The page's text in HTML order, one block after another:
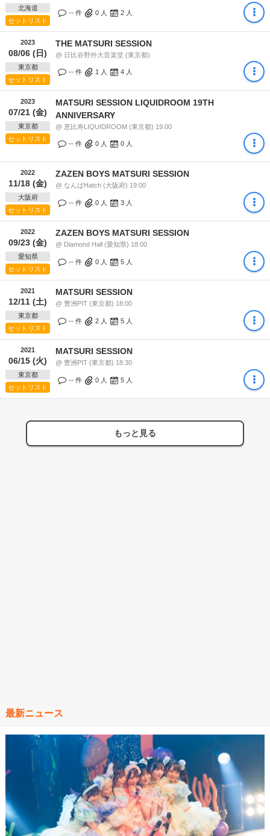
北海道
セットリスト
-- 件 0 人 2 人
2023
08/06 (日)
東京都
セットリスト
THE MATSURI SESSION
@ 日比谷野外大音楽堂 (東京都)
-- 件 1 人 4 人
2023
07/21 (金)
東京都
セットリスト
MATSURI SESSION LIQUIDROOM 19TH
ANNIVERSARY
@ 恵比寿LIQUIDROOM (東京都) 19:00
-- 件 0 人 0 人
2022
11/18 (金)
大阪府
セットリスト
ZAZEN BOYS MATSURI SESSION
@ なんばHatch (大阪府) 19:00
-- 件 0 人 3 人
2022
09/23 (金)
愛知県
セットリスト
ZAZEN BOYS MATSURI SESSION
@ Diamond Hall (愛知県) 18:00
-- 件 0 人 5 人
2021
12/11 (土)
東京都
セットリスト
MATSURI SESSION
@ 豊洲PIT (東京都) 18:00
-- 件 2 人 5 人
2021
06/15 (火)
東京都
セットリスト
MATSURI SESSION
@ 豊洲PIT (東京都) 18:30
-- 件 0 人 5 人
もっと見る
最新ニュース